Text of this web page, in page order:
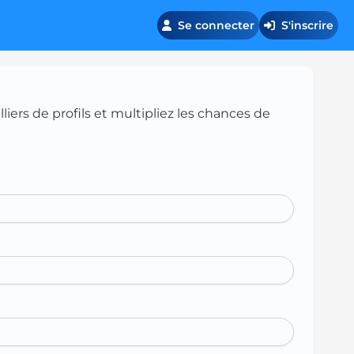
Se connecter S'inscrire
de profils et multipliez les chances de